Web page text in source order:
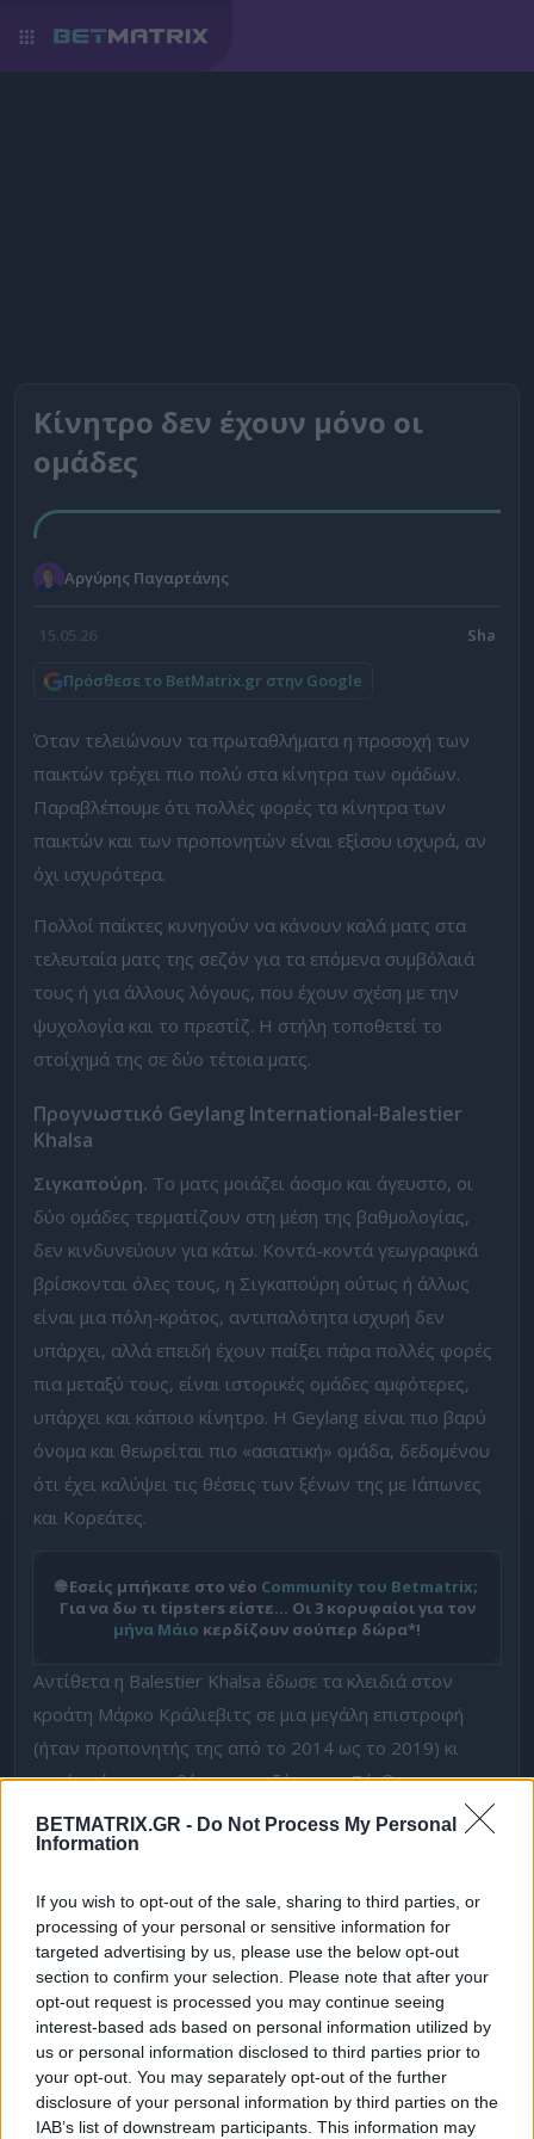
BETMATRIX.GR - Do Not Process My Personal
Information
If you wish to opt-out of the sale, sharing to third parties, or
processing of your personal or sensitive information for
targeted advertising by us, please use the below opt-out
section to confirm your selection. Please note that after your
opt-out request is processed you may continue seeing
interest-based ads based on personal information utilized by
us or personal information disclosed to third parties prior to
your opt-out. You may separately opt-out of the further
disclosure of your personal information by third parties on the
IAB’s list of downstream participants. This information may
Κίνητρο δεν έχουν μόνο οι
ομάδες
Αργύρης Παγαρτάνης
15.05.26
Πρόσθεσε το BetMatrix.gr στην Google
Όταν τελειώνουν τα πρωταθλήματα η προσοχή των
παικτών τρέχει πιο πολύ στα κίνητρα των ομάδων.
Παραβλέπουμε ότι πολλές φορές τα κίνητρα των
παικτών και των προπονητών είναι εξίσου ισχυρά, αν
όχι ισχυρότερα.
Πολλοί παίκτες κυνηγούν να κάνουν καλά ματς στα
τελευταία ματς της σεζόν για τα επόμενα συμβόλαιά
τους ή για άλλους λόγους, που έχουν σχέση με την
ψυχολογία και το πρεστίζ. Η στήλη τοποθετεί το
στοίχημά της σε δύο τέτοια ματς.
Προγνωστικό Geylang International-Balestier
Khalsa
Σιγκαπούρη. Το ματς μοιάζει άοσμο και άγευστο, οι
δύο ομάδες τερματίζουν στη μέση της βαθμολογίας,
δεν κινδυνεύουν για κάτω. Κοντά-κοντά γεωγραφικά
βρίσκονται όλες τους, η Σιγκαπούρη ούτως ή άλλως
είναι μια πόλη-κράτος, αντιπαλότητα ισχυρή δεν
υπάρχει, αλλά επειδή έχουν παίξει πάρα πολλές φορές
πια μεταξύ τους, είναι ιστορικές ομάδες αμφότερες,
υπάρχει και κάποιο κίνητρο. Η Geylang είναι πιο βαρύ
όνομα και θεωρείται πιο «ασιατική» ομάδα, δεδομένου
ότι έχει καλύψει τις θέσεις των ξένων της με Ιάπωνες
και Κορεάτες.
🌐 Εσείς μπήκατε στο νέο Community του Betmatrix;
Για να δω τι tipsters είστε… Οι 3 κορυφαίοι για τον
μήνα Μάιο κερδίζουν σούπερ δώρα*!
Αντίθετα η Balestier Khalsa έδωσε τα κλειδιά στον
κροάτη Μάρκο Κράλιεβιτς σε μια μεγάλη επιστροφή
(ήταν προπονητής της από το 2014 ως το 2019) κι
αυτός γέμισε τις θέσεις των ξένων με Σέρβους και
Κροάτες. Τέλος πάντων, το ματς αναμένεται ανοιχτό,
το κίνητρο είναι περισσότερο με τη
ό,τι πρέπει.
Προγνωστικό KafrQasim-MaccabiKabilioJaffa
Ισραήλ 2 η κατηγορία. Εδώ δεν είμαστε ακριβώς στο
τέλος, αλλά τελειώνουμε όπου να’ ναι, τρεία ματς
μένουν ακόμα. Η Kafr Qasim δεν έχει τελειώσει ακόμα
με την υπόθεση υποβιβασμός, αν το πάρει το σημερινό